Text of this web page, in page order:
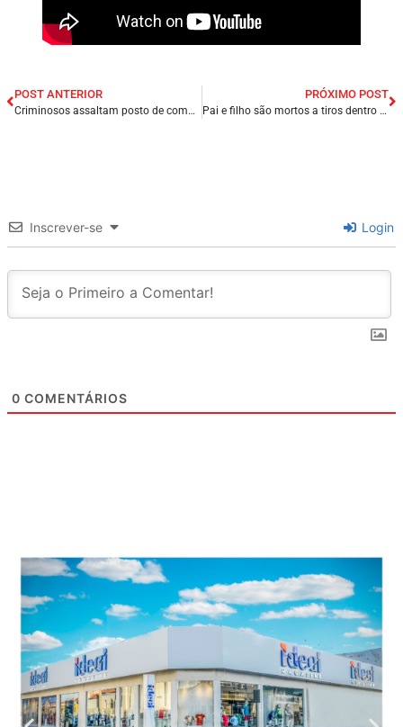
POST ANTERIOR
Criminosos assaltam posto de combustíveis e agridem gerente na cidade de Parnaíba/PI.
PRÓXIMO POST
Pai e filho são mortos a tiros dentro de bar na cidade de Groaíras/CE.
Inscrever-se Login
0 COMENTÁRIOS